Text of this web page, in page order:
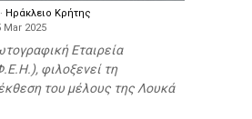
· Ηράκλειο Κρήτης
Mar 2025
Εταιρεία
φιλοξενεί τη
του μέλους της Λουκά